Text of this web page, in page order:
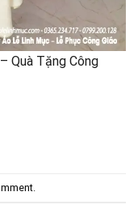
Quà Tặng Công